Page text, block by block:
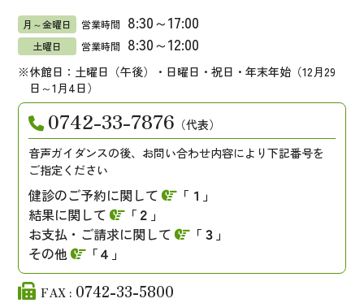
月～金曜日 営業時間 8:30～17:00
土曜日 営業時間 8:30～12:00
休館日：土曜日（午後）・日曜日・祝日・年末年始（12月29
日～1月4日）
0742-33-7876 （代表）
音声ガイダンスの後、お問い合わせ内容により下記番号を
ご指定ください
健診のご予約に関して
「１」
結果に関して
「２」
お支払・ご請求に関して
「３」
その他
「４」
FAX : 0742-33-5800